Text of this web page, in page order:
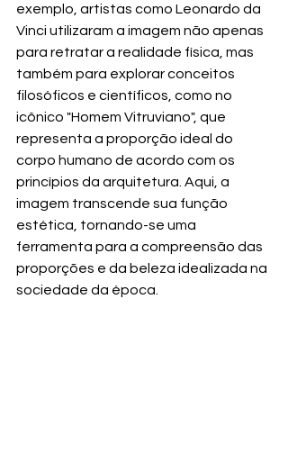
exemplo, artistas como Leonardo da
Vinci utilizaram a imagem não apenas
para retratar a realidade física, mas
também para explorar conceitos
filosóficos e científicos, como no
icônico "Homem Vitruviano", que
representa a proporção ideal do
corpo humano de acordo com os
princípios da arquitetura. Aqui, a
imagem transcende sua função
estética, tornando-se uma
ferramenta para a compreensão das
proporções e da beleza idealizada na
sociedade da época.